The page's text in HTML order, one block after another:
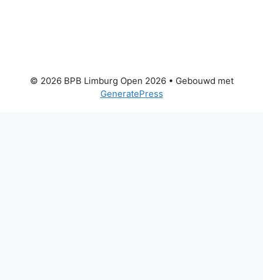
© 2026 BPB Limburg Open 2026• Gebouwd met
GeneratePress